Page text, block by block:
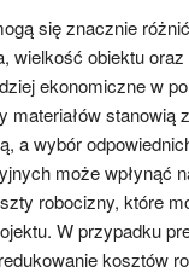
się znacznie
wielkość obiektu
ekonomiczne w
stanowią
a wybór
może wpłynąć
robocizny, które
W przypadku
kosztów